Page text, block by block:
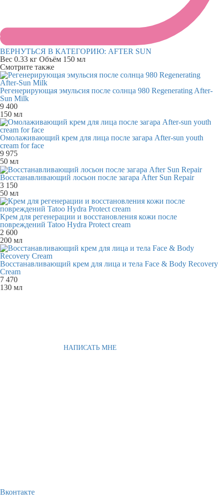
ВЕРНУТЬСЯ В КАТЕГОРИЮ: AFTER SUN
Вес 0.33 кг Объём 150 мл
Смотрите также
Регенерирующая эмульсия после солнца 980 Regenerating After-
Sun Milk
9 400
150 мл
Омолаживающий крем для лица после загара After-sun youth
cream for face
9 975
50 мл
Восстанавливающий лосьон после загара After Sun Repair
3 150
50 мл
Крем для регенерации и восстановления кожи после
повреждений Tatoo Hydra Protect cream
2 600
200 мл
Восстанавливающий крем для лица и тела Face & Body Recovery
Cream
7 470
130 мл
НАПИСАТЬ МНЕ
Вконтакте